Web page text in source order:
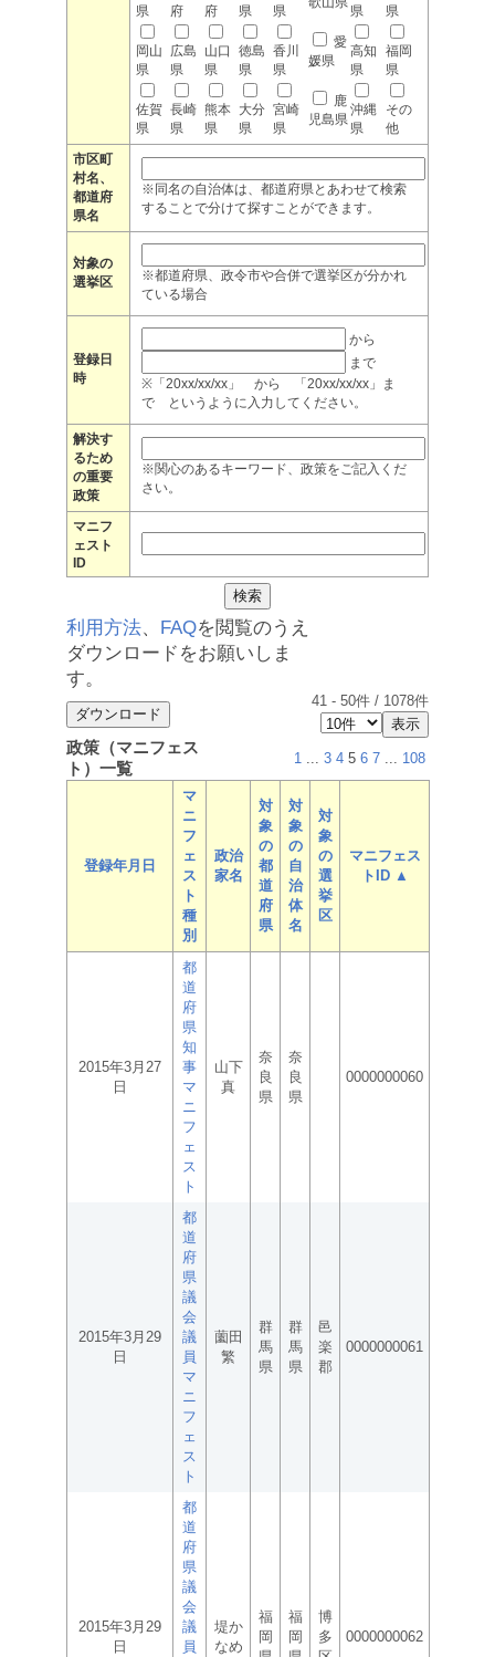
県
府
府
県
県
県
県
岡山
県
広島
県
山口
県
徳島
県
香川
県
愛
媛県
高知
県
福岡
県
佐賀
県
長崎
県
熊本
県
大分
県
宮崎
県
鹿
児島県
沖縄
県
その
他
市区町
村名、
都道府
県名
※同名の自治体は、都道府県とあわせて検索
することで分けて探すことができます。
対象の
選挙区
※都道府県、政令市や合併で選挙区が分かれ
ている場合
登録日
時
から
まで
※「20xx/xx/xx」 から 「20xx/xx/xx」ま
で というように入力してください。
解決す
るため
の重要
政策
※関心のあるキーワード、政策をご記入くだ
さい。
マニフ
ェスト
ID
利用方法、 FAQを閲覧のうえ
ダウンロードをお願いしま
す。
41 - 50件 / 1078件
政策（マニフェス
ト）一覧
1 ... 3 4 5 6 7 ... 108
登録年月日
マ
ニ
フ
ェ
ス
ト
種
別
政治
家名
対
象
の
都
道
府
県
対
象
の
自
治
体
名
対
象
の
選
挙
区
マニフェス
トID ▲
2015年3月27
日
都
道
府
県
知
事
マ
ニ
フ
ェ
ス
ト
山下
真
奈
良
県
奈
良
県
0000000060
2015年3月29
日
都
道
府
県
議
会
議
員
マ
ニ
フ
ェ
ス
ト
薗田
繁
群
馬
県
群
馬
県
邑
楽
郡
0000000061
2015年3月29
日
都
道
府
県
議
会
議
員
堤か
なめ
福
岡
福
岡
博
多
0000000062